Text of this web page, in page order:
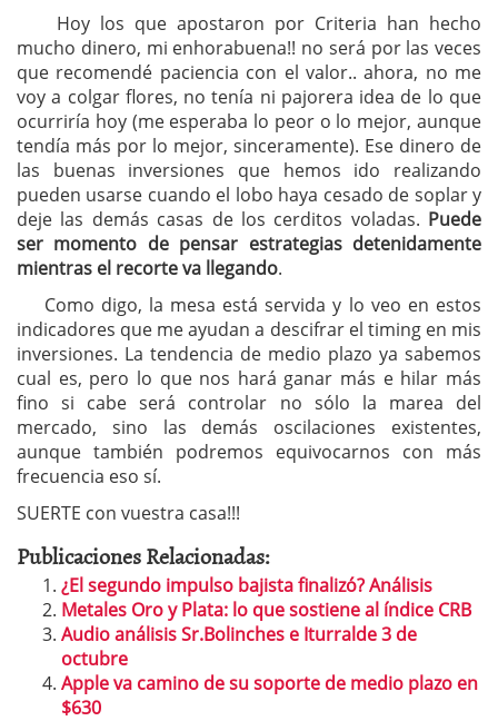
Hoy los que apostaron por Criteria han hecho
mucho dinero, mi enhorabuena!! no será por las veces
que recomendé paciencia con el valor.. ahora, no me
voy a colgar flores, no tenía ni pajorera idea de lo que
ocurriría hoy (me esperaba lo peor o lo mejor, aunque
tendía más por lo mejor, sinceramente). Ese dinero de
las buenas inversiones que hemos ido realizando
pueden usarse cuando el lobo haya cesado de soplar y
deje las demás casas de los cerditos voladas. Puede
ser momento de pensar estrategias detenidamente
mientras el recorte va llegando.
Como digo, la mesa está servida y lo veo en estos
indicadores que me ayudan a descifrar el timing en mis
inversiones. La tendencia de medio plazo ya sabemos
cual es, pero lo que nos hará ganar más e hilar más
fino si cabe será controlar no sólo la marea del
mercado, sino las demás oscilaciones existentes,
aunque también podremos equivocarnos con más
frecuencia eso sí.
SUERTE con vuestra casa!!!
Publicaciones Relacionadas:
¿El segundo impulso bajista finalizó? Análisis
Metales Oro y Plata: lo que sostiene al índice CRB
Audio análisis Sr.Bolinches e Iturralde 3 de
octubre
Apple va camino de su soporte de medio plazo en
$630